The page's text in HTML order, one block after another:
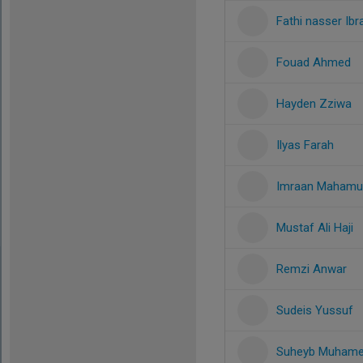
Fathi nasser
Fouad Ahmed
Hayden Zziwa
Ilyas Farah
Imraan
Mustaf Ali Haji
Remzi Anwar
Sudeis Yussuf
Suheyb